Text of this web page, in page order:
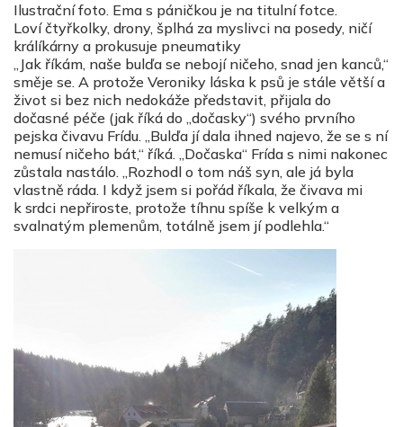
Ilustrační foto. Ema s páničkou je na titulní fotce.
Loví čtyřkolky, drony, šplhá za myslivci na posedy, ničí
králíkárny a prokusuje pneumatiky
„Jak říkám, naše bulďa se nebojí ničeho, snad jen kanců,“
směje se. A protože Veroniky láska k psů je stále větší a
život si bez nich nedokáže představit, přijala do
dočasné péče (jak říká do „dočasky“) svého prvního
pejska čivavu Frídu. „Bulďa jí dala ihned najevo, že se s ní
nemusí ničeho bát,“ říká. „Dočaska“ Frída s nimi nakonec
zůstala nastálo. „Rozhodl o tom náš syn, ale já byla
vlastně ráda. I když jsem si pořád říkala, že čivava mi
k srdci nepřiroste, protože tíhnu spíše k velkým a
svalnatým plemenům, totálně jsem jí podlehla.“